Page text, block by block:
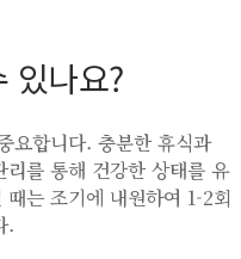
있나요?
요합니다. 충분한 휴식과
를 통해 건강한 상태를 유
는 조기에 내원하여 1-2회
.